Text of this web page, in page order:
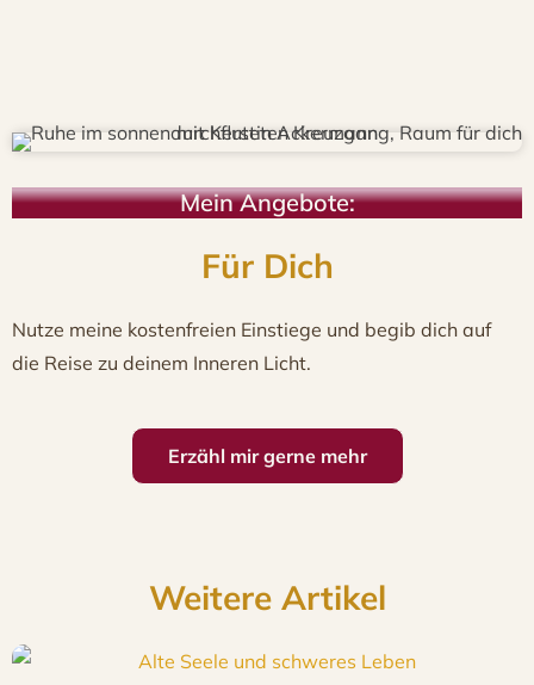
Mein Angebote:
Für Dich
Nutze meine kostenfreien Einstiege und begib dich auf
die Reise zu deinem Inneren Licht.
Erzähl mir gerne mehr
Weitere Artikel